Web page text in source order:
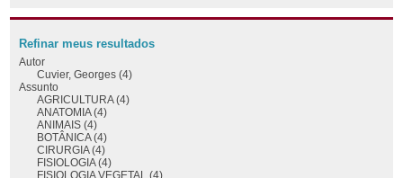
Refinar meus resultados
Autor
Cuvier, Georges (4)
Assunto
AGRICULTURA (4)
ANATOMIA (4)
ANIMAIS (4)
BOTÂNICA (4)
CIRURGIA (4)
FISIOLOGIA (4)
FISIOLOGIA VEGETAL (4)